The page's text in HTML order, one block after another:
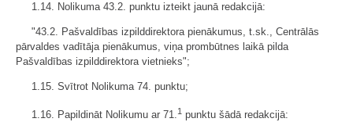
1.14. Nolikuma 43.2. punktu izteikt jaunā redakcijā:
"43.2. Pašvaldības izpilddirektora pienākumus, t.sk., Centrālās
pārvaldes vadītāja pienākumus, viņa prombūtnes laikā pilda
Pašvaldības izpilddirektora vietnieks";
1.15. Svītrot Nolikuma 74. punktu;
1.16. Papildināt Nolikumu ar 71.1 punktu šādā redakcijā: